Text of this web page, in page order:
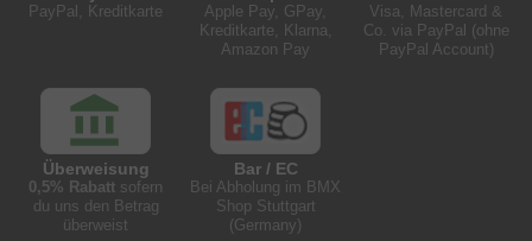
PayPal, Kreditkarte
Apple Pay, GPay,
Kreditkarte, Klarna,
Amazon Pay
Visa, Mastercard &
Co. via PayPal (ohne
PayPal Account)
Überweisung
0,5% Rabatt sofern
du uns den Betrag
überweist
Bar / EC
Bei Abholung im BMX
Shop Stuttgart
(Germany)